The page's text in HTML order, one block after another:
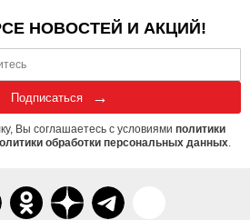
НОВОСТЕЙ И АКЦИЙ!
Подписаться
Вы соглашаетесь с условиями политики
обработки персональных данных.